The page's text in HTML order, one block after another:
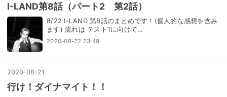
I-LAND第8話（パート2 第2話）
8/22 I-LAND 第8話のまとめです！(個人的な感想を含み
ます) 流れは テスト1に向けて…
2020-08-22 23:49
2020-08-21
行け！ダイナマイト！！